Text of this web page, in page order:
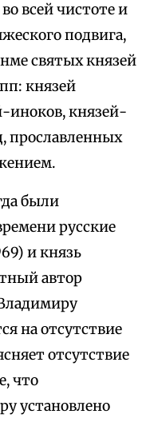
всей чистоте и
подвига,
святых князей
князей
иноков, князей-
прославленных
были
русские
и князь
автор
на отсутствие
отсутствие
что
установлено